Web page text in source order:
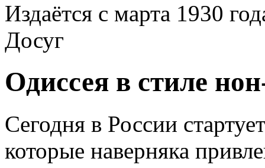
Издаётся с марта 1930
Досуг
Одиссея в стиле
Сегодня в России
которые наверняка